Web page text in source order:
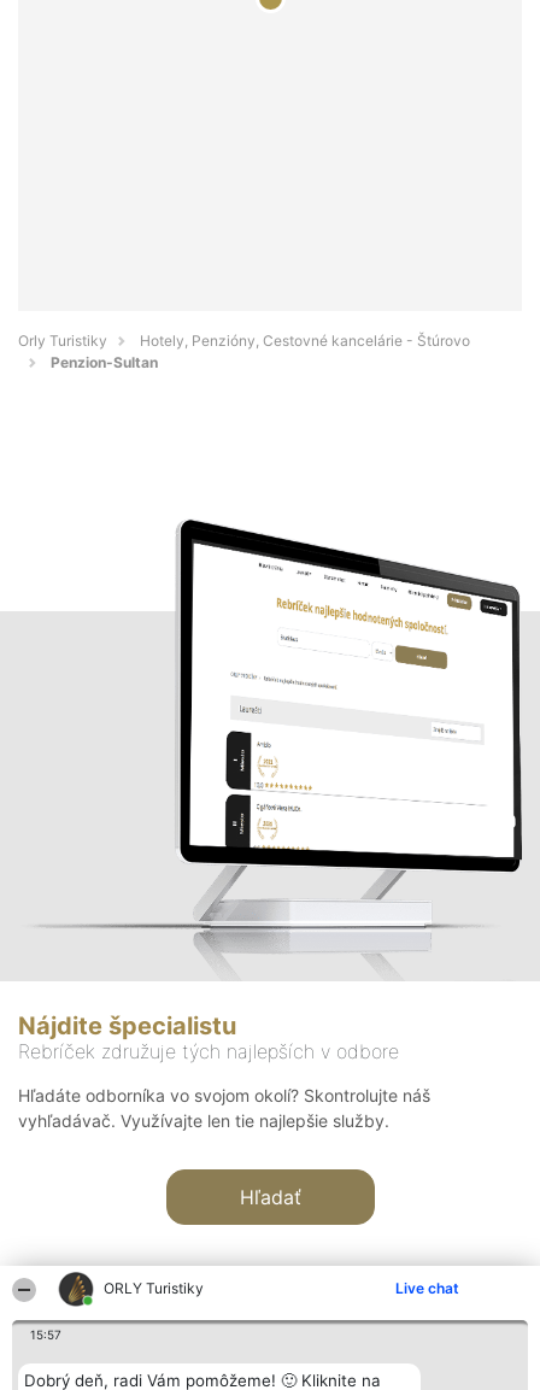
ORLY Turistiky Live chat
15:57
Dobrý deň, radi Vám pomôžeme! 🙂 Kliknite na
Orly Turistiky
Hotely, Penzióny, Cestovné kancelárie - Štúrovo
Penzion-Sultan
Nájdite špecialistu
Rebríček združuje tých najlepších v odbore
Hľadáte odborníka vo svojom okolí? Skontrolujte náš
vyhľadávač. Využívajte len tie najlepšie služby.
Hľadať
Organizátor hodnotenia Hodnotenie Kontakt